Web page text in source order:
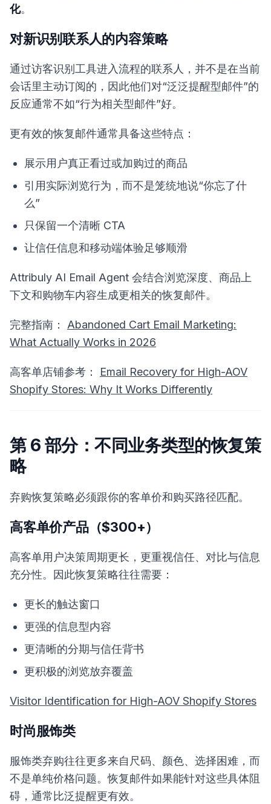
化。
对新识别联系人的内容策略
通过访客识别工具进入流程的联系人，并不是在当前
会话里主动订阅的，因此他们对“泛泛提醒型邮件”的
反应通常不如“行为相关型邮件”好。
更有效的恢复邮件通常具备这些特点：
展示用户真正看过或加购过的商品
引用实际浏览行为，而不是笼统地说“你忘了什
么”
只保留一个清晰 CTA
让信任信息和移动端体验足够顺滑
Attribuly AI Email Agent 会结合浏览深度、商品上
下文和购物车内容生成更相关的恢复邮件。
完整指南： Abandoned Cart Email Marketing:
What Actually Works in 2026
高客单店铺参考： Email Recovery for High-AOV
Shopify Stores: Why It Works Differently
第 6 部分：不同业务类型的恢复策
略
弃购恢复策略必须跟你的客单价和购买路径匹配。
高客单价产品（$300+）
高客单用户决策周期更长，更重视信任、对比与信息
充分性。因此恢复策略往往需要：
更长的触达窗口
更强的信息型内容
更清晰的分期与信任背书
更积极的浏览放弃覆盖
Visitor Identification for High-AOV Shopify Stores
时尚服饰类
服饰类弃购往往更多来自尺码、颜色、选择困难，而
不是单纯价格问题。恢复邮件如果能针对这些具体阻
碍，通常比泛提醒更有效。